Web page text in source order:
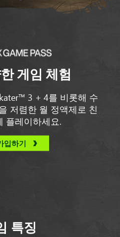
게임 체험
3 + 4를 비롯해 수
저렴한 월 정액제로 친
플레이하세요.
입하기
특징